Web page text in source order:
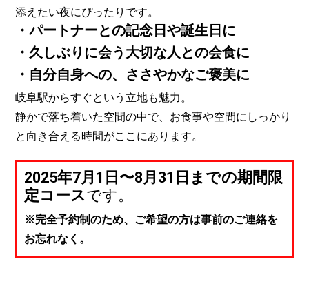
添えたい夜にぴったりです。
・パートナーとの記念日や誕生日に
・久しぶりに会う大切な人との会食に
・自分自身への、ささやかなご褒美に
岐阜駅からすぐという立地も魅力。
静かで落ち着いた空間の中で、お食事や空間にしっかり
と向き合える時間がここにあります。
2025年7月1日〜8月31日までの期間限
定コースです。
※完全予約制のため、ご希望の方は事前のご連絡を
お忘れなく。